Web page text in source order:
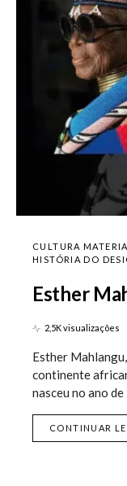
CULTURA
HISTÓRIA DO
Esther
2,5K visualizações
Esther
continente
nasceu no ano
CONTINUAR